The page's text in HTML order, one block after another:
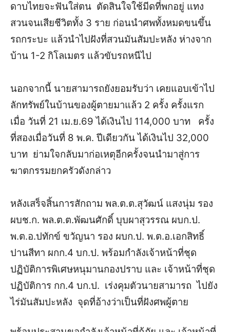
ดาบไทยจะฟันใส่ตน ตัดสินใจใช้มีดที่พกอยู่ แทง
สวนจนเสียชีวิตทั้ง 3 ราย ก่อนนำศพทั้งหมดขนขึ้น
รถกระบะ แล้วนำไปฝังที่สวนมันสัมปะหลัง ห่างจาก
บ้าน 1-2 กิโลเมตร แล้วขับรถหนีไป
นอกจากนี้ นายสามารถยังยอมรับว่า เคยแอบเข้าไป
ลักทรัพย์ในบ้านของผู้ตายมาแล้ว 2 ครั้ง ครั้งแรก
เมื่อ วันที่ 21 เม.ย.69 ได้เงินไป 114,000 บาท ครั้ง
ที่สองเมื่อวันที่ 8 พ.ค. ปีเดียวกัน ได้เงินไป 32,000
บาท ย่ามใจกลับมาก่อเหตุอีกครั้งจนนำมาสู่การ
ฆาตกรรมยกครัวดังกล่าว
หลังเสร็จสิ้นการสักถาม พล.ต.ต.สุวัฒน์ แสงนุ่ม รอง
ผบช.ก. พล.ต.ต.พัฒนศักดิ์ บุบผาสุวรรณ ผบก.ป.
พ.ต.อ.ปทักข์ ขวัญนา รอง ผบก.ป. พ.ต.อ.เอกสิทธิ์
ปานสีทา ผกก.4 บก.ป. พร้อมกำลังเจ้าหน้าที่ชุด
ปฏิบัติการพิเศษหนุมานกองปราบ และ เจ้าหน้าที่ชุด
ปฏิบัติการ กก.4 บก.ป. เร่งคุมตัวนายสามารถ ไปยัง
ไร่มันสัมปะหลัง จุดที่อ้างว่าเป็นที่ฝังศพผู้ตาย